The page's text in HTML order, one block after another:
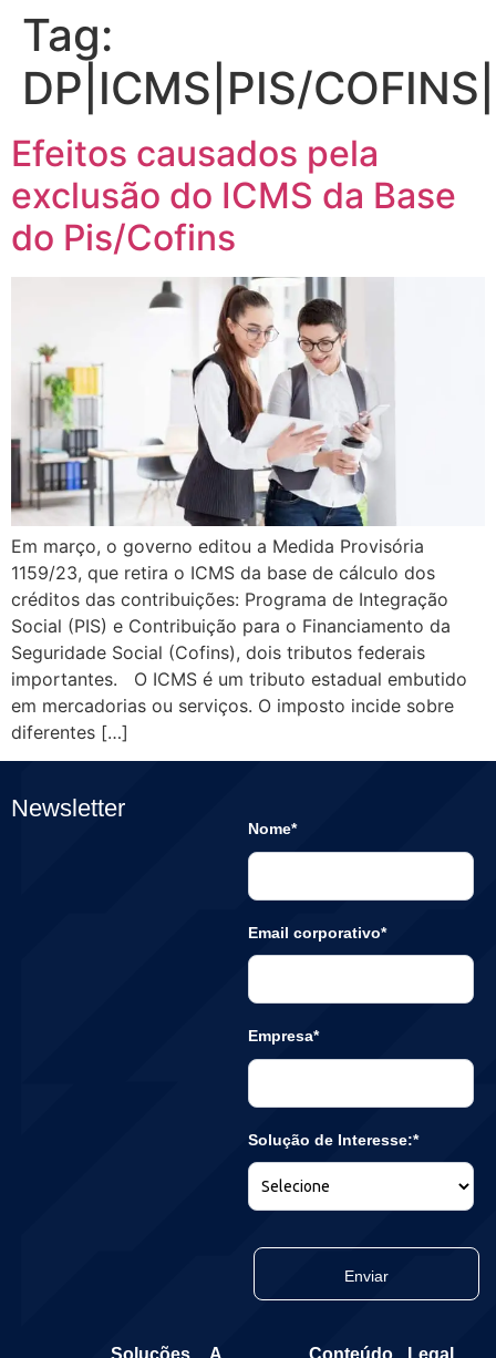
Tag:
DP|ICMS|PIS/
Efeitos causados pela
exclusão do ICMS da Base
do Pis/Cofins
Em março, o governo editou a Medida Provisória
1159/23, que retira o ICMS da base de cálculo dos
créditos das contribuições: Programa de Integração
Social (PIS) e Contribuição para o Financiamento da
Seguridade Social (Cofins), dois tributos federais
importantes. O ICMS é um tributo estadual embutido
em mercadorias ou serviços. O imposto incide sobre
diferentes […]
Newsletter
Nome*
Email corporativo*
Empresa*
Solução de Interesse:*
Enviar